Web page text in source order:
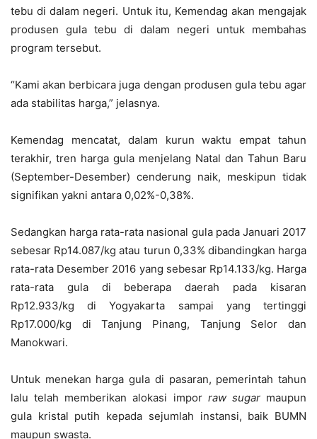
tebu di dalam negeri. Untuk itu, Kemendag akan mengajak
produsen gula tebu di dalam negeri untuk membahas
program tersebut.
“Kami akan berbicara juga dengan produsen gula tebu agar
ada stabilitas harga,” jelasnya.
Kemendag mencatat, dalam kurun waktu empat tahun
terakhir, tren harga gula menjelang Natal dan Tahun Baru
(September-Desember) cenderung naik, meskipun tidak
signifikan yakni antara 0,02%-0,38%.
Sedangkan harga rata-rata nasional gula pada Januari 2017
sebesar Rp14.087/kg atau turun 0,33% dibandingkan harga
rata-rata Desember 2016 yang sebesar Rp14.133/kg. Harga
rata-rata gula di beberapa daerah pada kisaran
Rp12.933/kg di Yogyakarta sampai yang tertinggi
Rp17.000/kg di Tanjung Pinang, Tanjung Selor dan
Manokwari.
Untuk menekan harga gula di pasaran, pemerintah tahun
lalu telah memberikan alokasi impor raw sugarmaupun
gula kristal putih kepada sejumlah instansi, baik BUMN
maupun swasta.